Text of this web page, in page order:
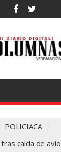
POLICIACA
caída de